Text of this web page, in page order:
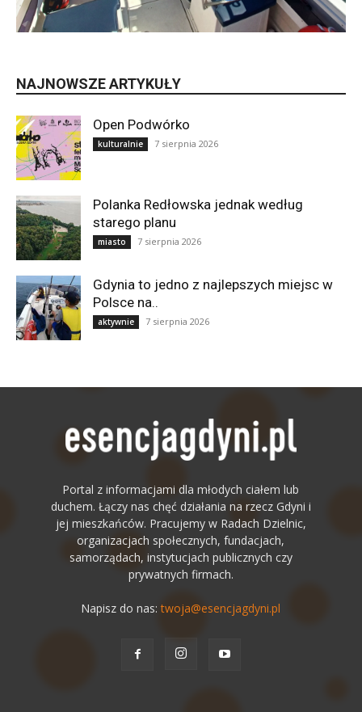
NAJNOWSZE ARTYKUŁY
Open Podwórko
kulturalnie 7 sierpnia 2026
Polanka Redłowska jednak według
starego planu
miasto 7 sierpnia 2026
Gdynia to jedno z najlepszych miejsc w
Polsce na..
aktywnie 7 sierpnia 2026
Portal z informacjami dla młodych ciałem lub
duchem. Łączy nas chęć działania na rzecz Gdyni i
jej mieszkańców. Pracujemy w Radach Dzielnic,
organizacjach społecznych, fundacjach,
samorządach, instytucjach publicznych czy
prywatnych firmach.
Napisz do nas:twoja@esencjagdyni.pl